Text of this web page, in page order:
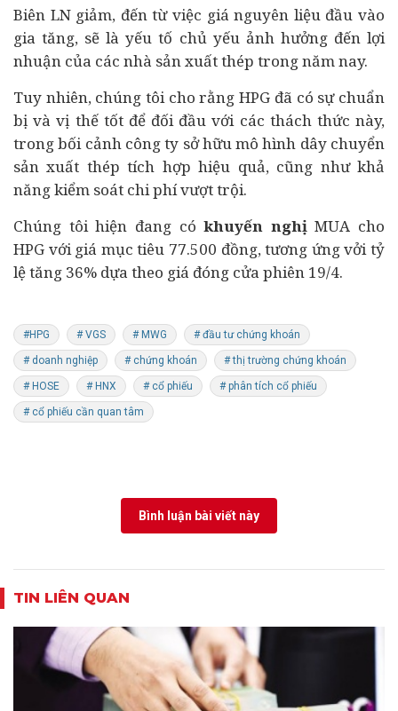
Biên LN giảm, đến từ việc giá nguyên liệu đầu vào
gia tăng, sẽ là yếu tố chủ yếu ảnh hưởng đến lợi
nhuận của các nhà sản xuất thép trong năm nay.
Tuy nhiên, chúng tôi cho rằng HPG đã có sự chuẩn
bị và vị thế tốt để đối đầu với các thách thức này,
trong bối cảnh công ty sở hữu mô hình dây chuyển
sản xuất thép tích hợp hiệu quả, cũng như khả
năng kiểm soát chi phí vượt trội.
Chúng tôi hiện đang cókhuyến nghịMUA cho
HPG với giá mục tiêu 77.500 đồng, tương ứng vởi tỷ
lệ tăng 36% dựa theo giá đóng cửa phiên 19/4.
#HPG # VGS # MWG # đầu tư chứng khoán
# doanh nghiệp # chứng khoán # thị trường chứng khoán
# HOSE # HNX # cổ phiếu # phân tích cổ phiếu
# cổ phiếu cần quan tâm
Bình luận bài viết này
TIN LIÊN QUAN